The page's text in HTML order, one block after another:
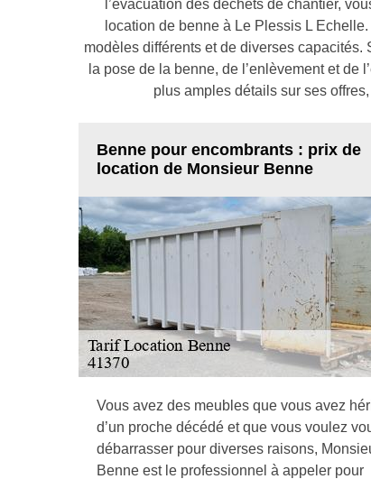
l’évacuation des déchets de chantier,
location de benne à Le Plessis L
modèles différents et de diverses
la pose de la benne, de l’enlèvement et de
plus amples détails sur ses
Benne pour encombrants : prix de
location de Monsieur Benne
Vous avez des meubles que vous avez
d’un proche décédé et que vous voulez
débarrasser pour diverses raisons,
Benne est le professionnel à appeler pour